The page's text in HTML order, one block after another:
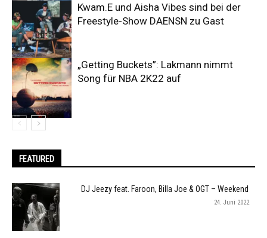
Kwam.E und Aisha Vibes sind bei der
Freestyle-Show DAENSN zu Gast
„Getting Buckets”: Lakmann nimmt
Song für NBA 2K22 auf
FEATURED
DJ Jeezy feat. Faroon, Billa Joe & OGT – Weekend
24. Juni 2022